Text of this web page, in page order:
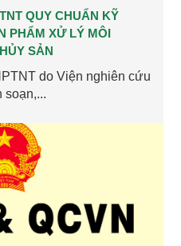
QUY CHUẨN KỸ
PHẨM XỬ LÝ MÔI
SẢN
do Viện nghiên cứu
soạn,...